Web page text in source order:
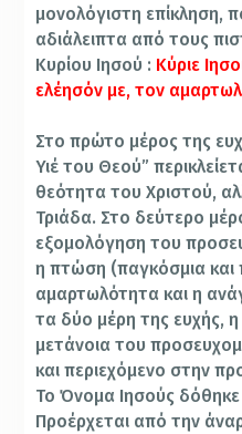
μονολόγιστη επίκληση,
αδιάλειπτα από τους
Κυρίου Ιησού : Κύριε
ελέησόν με, τον
Στο πρώτο μέρος της
Υιέ του Θεού”
θεότητα του Χριστού,
Τριάδα. Στο δεύτερο
εξομολόγηση του
η πτώση (παγκόσμια και
αμαρτωλότητα και η
τα δύο μέρη της ευχής,
μετάνοια του
και περιεχόμενο στην
Το Όνομα Ιησούς
Προέρχεται από την